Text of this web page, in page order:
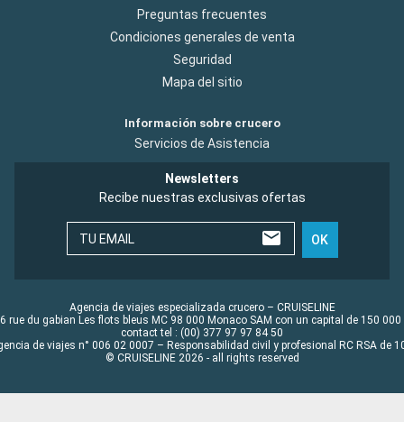
Preguntas frecuentes
Condiciones generales de venta
Seguridad
Mapa del sitio
Información sobre crucero
Servicios de Asistencia
Newsletters
Recibe nuestras exclusivas ofertas
TU EMAIL OK
Agencia de viajes especializada crucero – CRUISELINE
rue du gabian Les flots bleus MC 98 000 Monaco SAM con un capital de 150 000
contact tel : (00) 377 97 97 84 50
de viajes n° 006 02 0007 – Responsabilidad civil y profesional RC RSA de
© CRUISELINE 2026 - all rights reserved